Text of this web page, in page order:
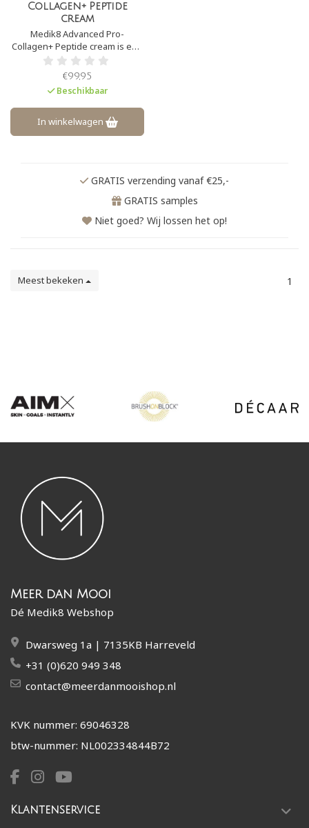
Collagen+ Peptide
cream
Medik8 Advanced Pro-
Collagen+ Peptide cream is een
luxe, snel absorberende crème
die anti-aging werkt. Het
stimuleert de
collageenproductie, vermindert
zichtbare lijntjes en rimpels en
versterkt de huidbarrière.
€99,95
Beschikbaar
In winkelwagen
GRATIS verzending vanaf €25,-
GRATIS samples
Niet goed? Wij lossen het op!
Meest bekeken 1
Meer dan Mooi
Dé Medik8 Webshop
Dwarsweg 1a | 7135KB Harreveld
+31 (0)620 949 348
contact@meerdanmooishop.nl
KVK nummer: 69046328
btw-nummer: NL002334844B72
Klantenservice